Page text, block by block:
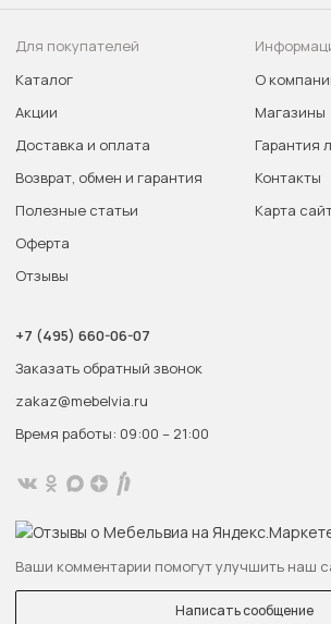
Для покупателей
Каталог
Акции
Доставка и оплата
Возврат, обмен и гарантия
Полезные статьи
Оферта
Отзывы
О
Магазины
Гарантия
Контакты
Карта
+7 (495) 660-06-07
Заказать обратный звонок
zakaz@mebelvia.ru
Время работы: 09:00 – 21:00
Ваши комментарии помогут улучшить наш
Написать сообщение